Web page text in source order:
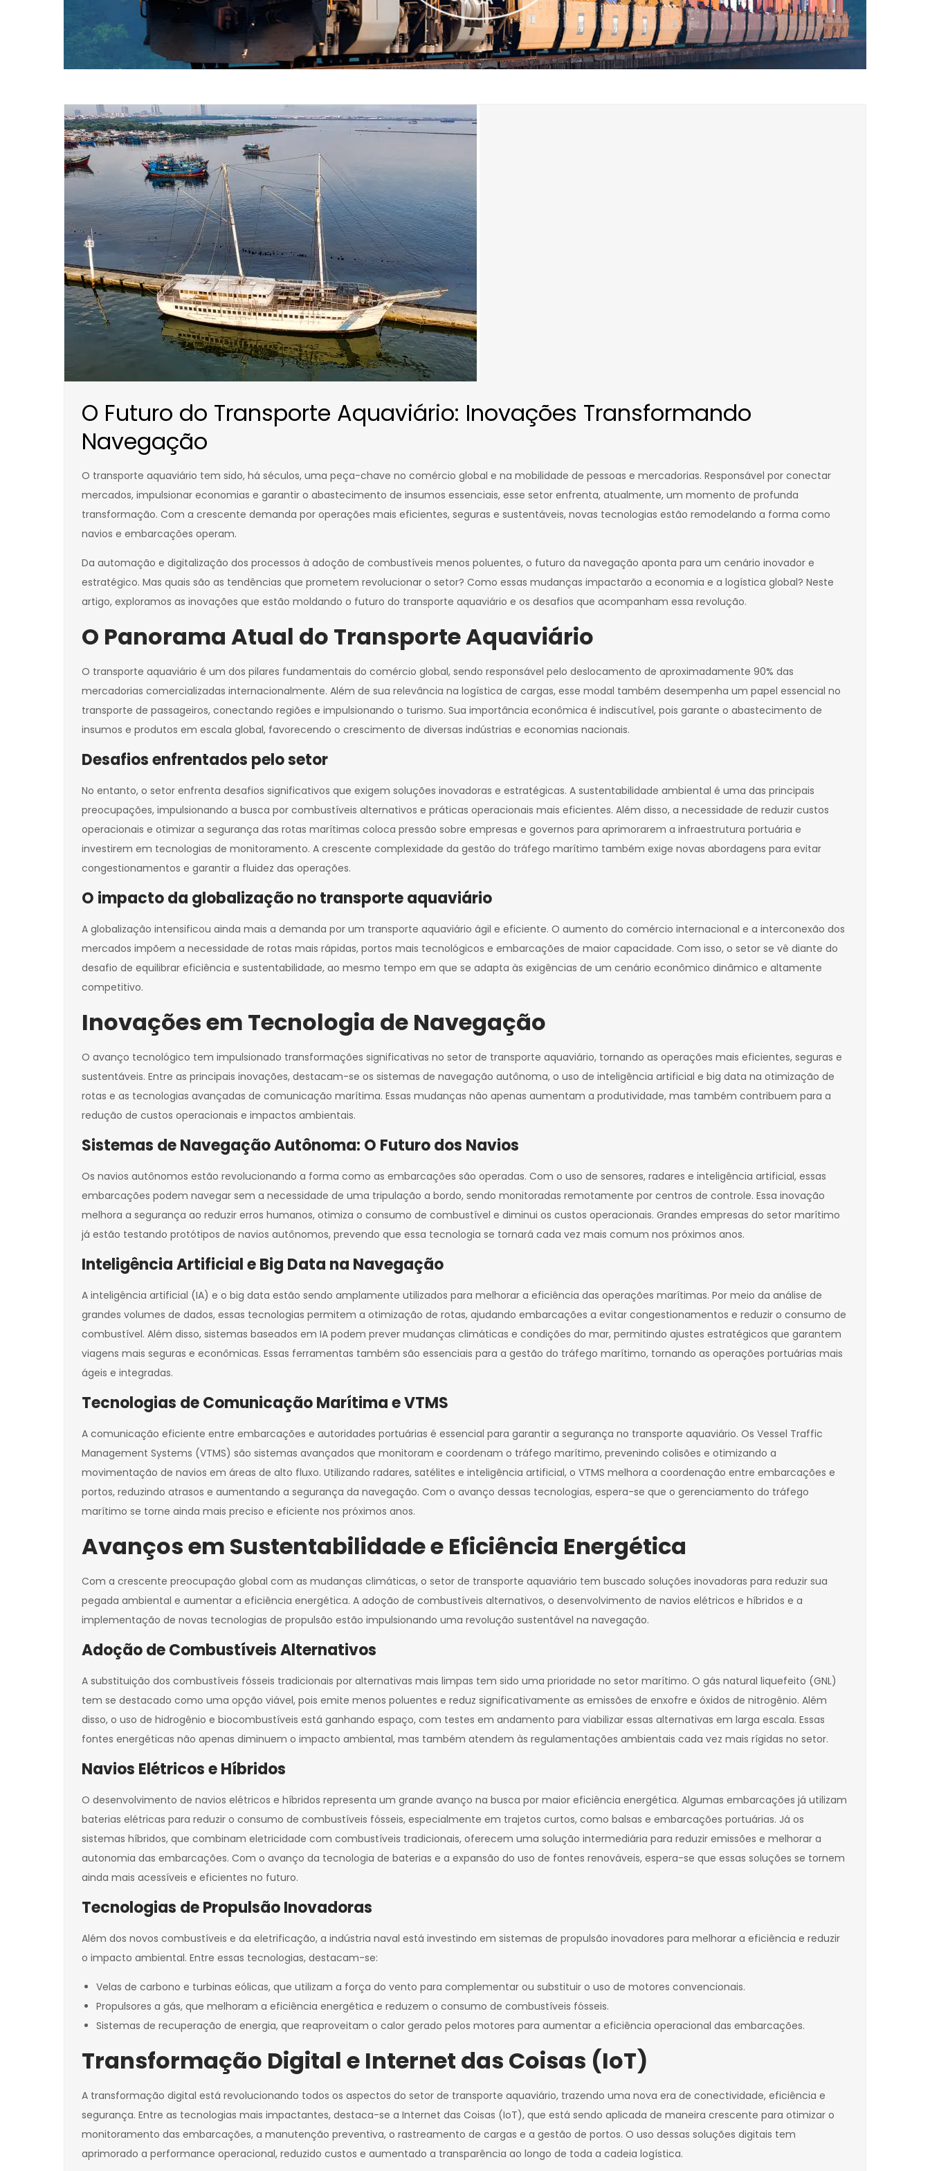
O Futuro do Transporte Aquaviário: Inovações Transformando
Navegação
O transporte aquaviário tem sido, há séculos, uma peça-chave no comércio global e na mobilidade de pessoas e mercadorias. Responsável por conectar
mercados, impulsionar economias e garantir o abastecimento de insumos essenciais, esse setor enfrenta, atualmente, um momento de profunda
transformação. Com a crescente demanda por operações mais eficientes, seguras e sustentáveis, novas tecnologias estão remodelando a forma como
navios e embarcações operam.
Da automação e digitalização dos processos à adoção de combustíveis menos poluentes, o futuro da navegação aponta para um cenário inovador e
estratégico. Mas quais são as tendências que prometem revolucionar o setor? Como essas mudanças impactarão a economia e a logística global? Neste
artigo, exploramos as inovações que estão moldando o futuro do transporte aquaviário e os desafios que acompanham essa revolução.
O Panorama Atual do Transporte Aquaviário
O transporte aquaviário é um dos pilares fundamentais do comércio global, sendo responsável pelo deslocamento de aproximadamente 90% das
mercadorias comercializadas internacionalmente. Além de sua relevância na logística de cargas, esse modal também desempenha um papel essencial no
transporte de passageiros, conectando regiões e impulsionando o turismo. Sua importância econômica é indiscutível, pois garante o abastecimento de
insumos e produtos em escala global, favorecendo o crescimento de diversas indústrias e economias nacionais.
Desafios enfrentados pelo setor
No entanto, o setor enfrenta desafios significativos que exigem soluções inovadoras e estratégicas. A sustentabilidade ambiental é uma das principais
preocupações, impulsionando a busca por combustíveis alternativos e práticas operacionais mais eficientes. Além disso, a necessidade de reduzir custos
operacionais e otimizar a segurança das rotas marítimas coloca pressão sobre empresas e governos para aprimorarem a infraestrutura portuária e
investirem em tecnologias de monitoramento. A crescente complexidade da gestão do tráfego marítimo também exige novas abordagens para evitar
congestionamentos e garantir a fluidez das operações.
O impacto da globalização no transporte aquaviário
A globalização intensificou ainda mais a demanda por um transporte aquaviário ágil e eficiente. O aumento do comércio internacional e a interconexão dos
mercados impõem a necessidade de rotas mais rápidas, portos mais tecnológicos e embarcações de maior capacidade. Com isso, o setor se vê diante do
desafio de equilibrar eficiência e sustentabilidade, ao mesmo tempo em que se adapta às exigências de um cenário econômico dinâmico e altamente
competitivo.
Inovações em Tecnologia de Navegação
O avanço tecnológico tem impulsionado transformações significativas no setor de transporte aquaviário, tornando as operações mais eficientes, seguras e
sustentáveis. Entre as principais inovações, destacam-se os sistemas de navegação autônoma, o uso de inteligência artificial e big data na otimização de
rotas e as tecnologias avançadas de comunicação marítima. Essas mudanças não apenas aumentam a produtividade, mas também contribuem para a
redução de custos operacionais e impactos ambientais.
Sistemas de Navegação Autônoma: O Futuro dos Navios
Os navios autônomos estão revolucionando a forma como as embarcações são operadas. Com o uso de sensores, radares e inteligência artificial, essas
embarcações podem navegar sem a necessidade de uma tripulação a bordo, sendo monitoradas remotamente por centros de controle. Essa inovação
melhora a segurança ao reduzir erros humanos, otimiza o consumo de combustível e diminui os custos operacionais. Grandes empresas do setor marítimo
já estão testando protótipos de navios autônomos, prevendo que essa tecnologia se tornará cada vez mais comum nos próximos anos.
Inteligência Artificial e Big Data na Navegação
A inteligência artificial (IA) e o big data estão sendo amplamente utilizados para melhorar a eficiência das operações marítimas. Por meio da análise de
grandes volumes de dados, essas tecnologias permitem a otimização de rotas, ajudando embarcações a evitar congestionamentos e reduzir o consumo de
combustível. Além disso, sistemas baseados em IA podem prever mudanças climáticas e condições do mar, permitindo ajustes estratégicos que garantem
viagens mais seguras e econômicas. Essas ferramentas também são essenciais para a gestão do tráfego marítimo, tornando as operações portuárias mais
ágeis e integradas.
Tecnologias de Comunicação Marítima e VTMS
A comunicação eficiente entre embarcações e autoridades portuárias é essencial para garantir a segurança no transporte aquaviário. Os Vessel Traffic
Management Systems (VTMS) são sistemas avançados que monitoram e coordenam o tráfego marítimo, prevenindo colisões e otimizando a
movimentação de navios em áreas de alto fluxo. Utilizando radares, satélites e inteligência artificial, o VTMS melhora a coordenação entre embarcações e
portos, reduzindo atrasos e aumentando a segurança da navegação. Com o avanço dessas tecnologias, espera-se que o gerenciamento do tráfego
marítimo se torne ainda mais preciso e eficiente nos próximos anos.
Avanços em Sustentabilidade e Eficiência Energética
Com a crescente preocupação global com as mudanças climáticas, o setor de transporte aquaviário tem buscado soluções inovadoras para reduzir sua
pegada ambiental e aumentar a eficiência energética. A adoção de combustíveis alternativos, o desenvolvimento de navios elétricos e híbridos e a
implementação de novas tecnologias de propulsão estão impulsionando uma revolução sustentável na navegação.
Adoção de Combustíveis Alternativos
A substituição dos combustíveis fósseis tradicionais por alternativas mais limpas tem sido uma prioridade no setor marítimo. O gás natural liquefeito (GNL)
tem se destacado como uma opção viável, pois emite menos poluentes e reduz significativamente as emissões de enxofre e óxidos de nitrogênio. Além
disso, o uso de hidrogênio e biocombustíveis está ganhando espaço, com testes em andamento para viabilizar essas alternativas em larga escala. Essas
fontes energéticas não apenas diminuem o impacto ambiental, mas também atendem às regulamentações ambientais cada vez mais rígidas no setor.
Navios Elétricos e Híbridos
O desenvolvimento de navios elétricos e híbridos representa um grande avanço na busca por maior eficiência energética. Algumas embarcações já utilizam
baterias elétricas para reduzir o consumo de combustíveis fósseis, especialmente em trajetos curtos, como balsas e embarcações portuárias. Já os
sistemas híbridos, que combinam eletricidade com combustíveis tradicionais, oferecem uma solução intermediária para reduzir emissões e melhorar a
autonomia das embarcações. Com o avanço da tecnologia de baterias e a expansão do uso de fontes renováveis, espera-se que essas soluções se tornem
ainda mais acessíveis e eficientes no futuro.
Tecnologias de Propulsão Inovadoras
Além dos novos combustíveis e da eletrificação, a indústria naval está investindo em sistemas de propulsão inovadores para melhorar a eficiência e reduzir
o impacto ambiental. Entre essas tecnologias, destacam-se:
Velas de carbono e turbinas eólicas, que utilizam a força do vento para complementar ou substituir o uso de motores convencionais.
Propulsores a gás, que melhoram a eficiência energética e reduzem o consumo de combustíveis fósseis.
Sistemas de recuperação de energia, que reaproveitam o calor gerado pelos motores para aumentar a eficiência operacional das embarcações.
Transformação Digital e Internet das Coisas (IoT)
A transformação digital está revolucionando todos os aspectos do setor de transporte aquaviário, trazendo uma nova era de conectividade, eficiência e
segurança. Entre as tecnologias mais impactantes, destaca-se a Internet das Coisas (IoT), que está sendo aplicada de maneira crescente para otimizar o
monitoramento das embarcações, a manutenção preventiva, o rastreamento de cargas e a gestão de portos. O uso dessas soluções digitais tem
aprimorado a performance operacional, reduzido custos e aumentado a transparência ao longo de toda a cadeia logística.